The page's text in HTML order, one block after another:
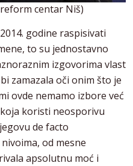
centar Niš)
godine raspisivati
to su jednostavno
izgovorima vlast
zamazala oči onim što je
ovde nemamo izbore već
koristi neosporivu
de facto
od mesne
apsolutnu moć i